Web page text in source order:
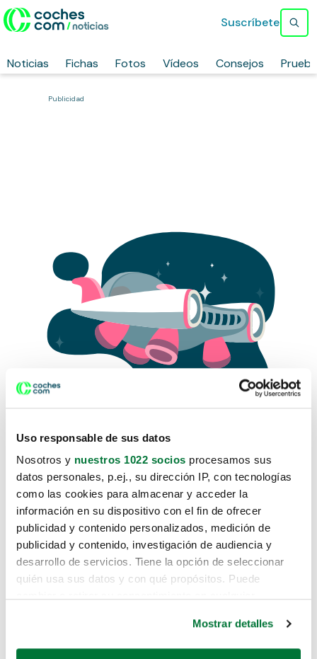
Uso responsable de sus datos
Nosotros y nuestros 1022 socios procesamos sus
datos personales, p.ej., su dirección IP, con tecnologías
como las cookies para almacenar y acceder la
información en su dispositivo con el fin de ofrecer
publicidad y contenido personalizados, medición de
publicidad y contenido, investigación de audiencia y
desarrollo de servicios. Tiene la opción de seleccionar
quién usa sus datos y con qué propósitos. Puede
Mostrar detalles
Noticias Fichas Fotos Vídeos Consejos
Suscríbete
Publicidad
Lo sentimos, no sabemos como
te hemos traido hasta aquí.
Pero puedes encontrar el coche que estás
buscando en alguno de estos enlaces:
Coches de segunda mano